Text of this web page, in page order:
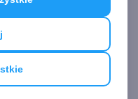
system Microsoft
i funkcja Restore
11